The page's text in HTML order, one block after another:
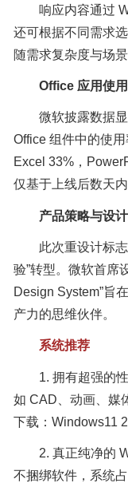
响应内容通过
还可根据不同需求
随需求复杂度与场
Office 应用使用
微软披露数据显
Office 组件中的使
Excel 33%，
仅基于上线后数天
产品策略与设计
此次重设计标志
验”转型。微软首席
Design System”旨
产力的思维伙伴。
系统推荐
1. 拥有超强的性
如 CAD、动画、媒
下载：Windows11
2. 真正纯净的
不捆绑软件，系统